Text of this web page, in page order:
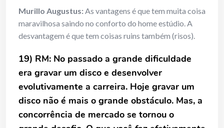
Murillo Augustus:As vantagens é que tem muita coisa
maravilhosa saindo no conforto do home estúdio. A
desvantagem é que tem coisas ruins também (risos).
19) RM: No passado a grande dificuldade
era gravar um disco e desenvolver
evolutivamente a carreira. Hoje gravar um
disco não é mais o grande obstáculo. Mas, a
concorrência de mercado se tornou o